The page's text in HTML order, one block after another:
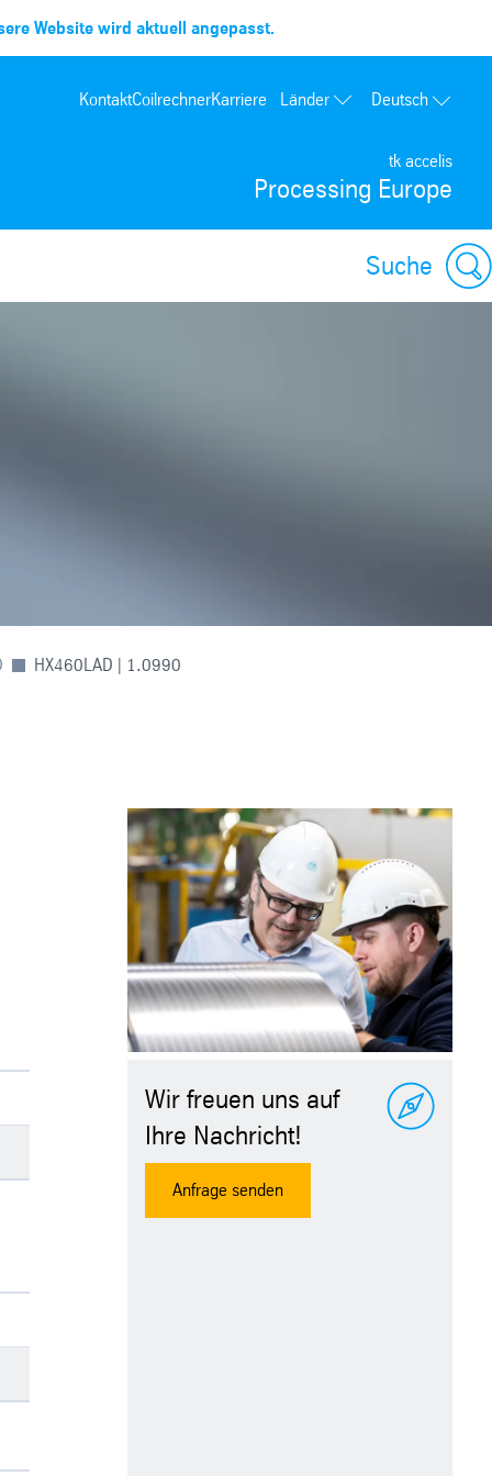
Website wird aktuell angepasst.
tk accelis
Processing Europe
KontaktCoilrechnerKarriere
Länder
Deutsch
Suche
HX460LAD | 1.0990
Wir freuen uns auf
Ihre Nachricht!
Anfrage senden